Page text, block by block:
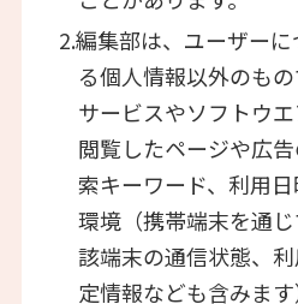
2.編集部は、ユーザー
る個人情報以外のも
サービスやソフトウエ
閲覧したページや広
索キーワード、利用
環境（携帯端末を通
該端末の通信状態、
定情報なども含みま